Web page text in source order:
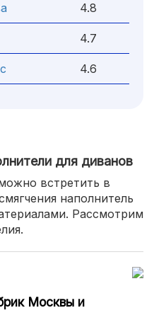
4.8
4.7
4.6
для диванов
встретить в
наполнитель
Рассмотрим
Москвы и